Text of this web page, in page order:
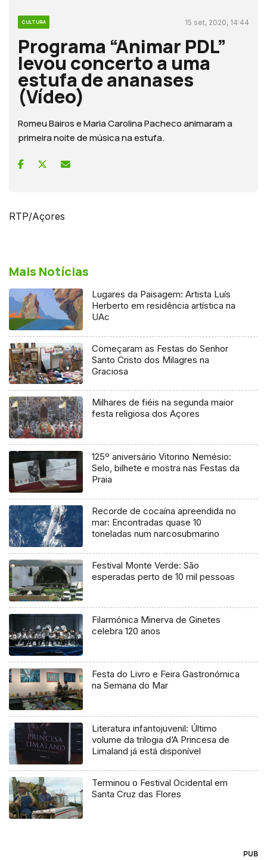
CULTURA 15 set, 2020, 14:44
Programa “Animar PDL”
levou concerto a uma
estufa de ananases
(Vídeo)
Romeu Bairos e Maria Carolina Pacheco animaram a
primeira noite de música na estufa.
RTP/Açores
Mais Notícias
Lugares da Paisagem: Artista Luís
Herberto em residência artística na
UAc
Começaram as Festas do Senhor
Santo Cristo dos Milagres na
Graciosa
Milhares de fiéis na segunda maior
festa religiosa dos Açores
125º aniversário Vitorino Nemésio:
Selo, bilhete e mostra nas Festas da
Praia
Recorde de cocaína apreendida no
mar: Encontradas quase 10
toneladas num narcosubmarino
Festival Monte Verde: São
esperadas perto de 10 mil pessoas
Filarmónica Minerva de Ginetes
celebra 120 anos
Festa do Livro e Feira Gastronómica
na Semana do Mar
Literatura infantojuvenil: Último
volume da trilogia d’A Princesa de
Limaland já está disponível
Terminou o Festival Ocidental em
Santa Cruz das Flores
PUB